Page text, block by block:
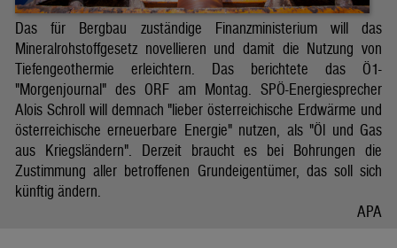
Das für Bergbau zuständige Finanzministerium will das
Mineralrohstoffgesetz novellieren und damit die Nutzung von
Tiefengeothermie erleichtern. Das berichtete das Ö1-
"Morgenjournal" des ORF am Montag. SPÖ-Energiesprecher
Alois Schroll will demnach "lieber österreichische Erdwärme und
österreichische erneuerbare Energie" nutzen, als "Öl und Gas
aus Kriegsländern". Derzeit braucht es bei Bohrungen die
Zustimmung aller betroffenen Grundeigentümer, das soll sich
künftig ändern.
APA